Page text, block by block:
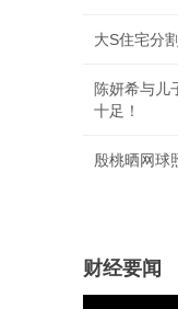
大S住宅分
陈妍希与儿
十足！
殷桃晒网球
财经要闻